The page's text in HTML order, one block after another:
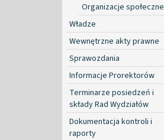
Organizacje społeczne
Władze
Wewnętrzne akty prawne
Sprawozdania
Informacje Prorektorów
Terminarze posiedzeń i
składy Rad Wydziałów
Dokumentacja kontroli i
raporty